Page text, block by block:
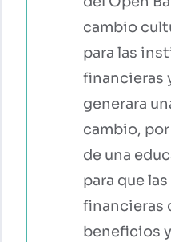
cambio
para las
financieras
generara
cambio,
de una
para que
financieras
beneficios